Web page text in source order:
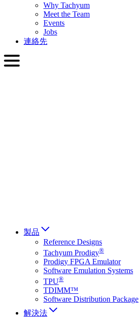
Why Tachyum
Meet the Team
Events
Jobs
連絡先
製品
Reference Designs
Tachyum Prodigy®
Prodigy FPGA Emulator
Software Emulation Systems
TPU®
TDIMM™
Software Distribution Package
解決法